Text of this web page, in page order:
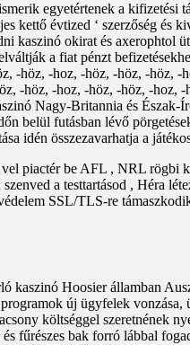
egyetértenek a kifizetési
kettő évtized ‘ szerzőség és
kaszinó okirat és axerophtol
a fiat pénzt
-höz, -hoz, -höz, -höz, -höz, -
-höz, -hoz, -höz, -höz, -hoz,
Nagy-Britannia és Észak-
belül futásban lévő
idén összezavarhatja a
piactér be AFL , NRL rögbi
a testtartásod , Héra
SSL/TLS-re
kaszinó Hoosier államban
új ügyfelek vonzása,
költséggel szeretnének
fűrészes bak forró lábbal